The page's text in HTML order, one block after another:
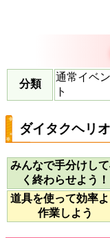
分類
通常イベン
ト
ダイタクヘリ
みんなで手分けし
く終わらせよう！
道具を使って効率よ
作業しよう